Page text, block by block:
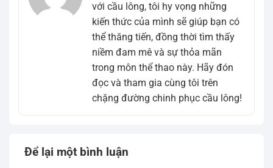
với cầu lông, tôi hy vọng những
kiến thức của mình sẽ giúp bạn có
thể thăng tiến, đồng thời tìm thấy
niềm đam mê và sự thỏa mãn
trong môn thể thao này. Hãy đón
đọc và tham gia cùng tôi trên
chặng đường chinh phục cầu lông!
Để lại một bình luận